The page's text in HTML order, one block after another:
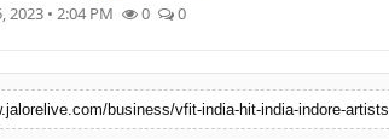
2023 • 2:04 PM 0 0
business/vfit-india-hit-india-indore-artists